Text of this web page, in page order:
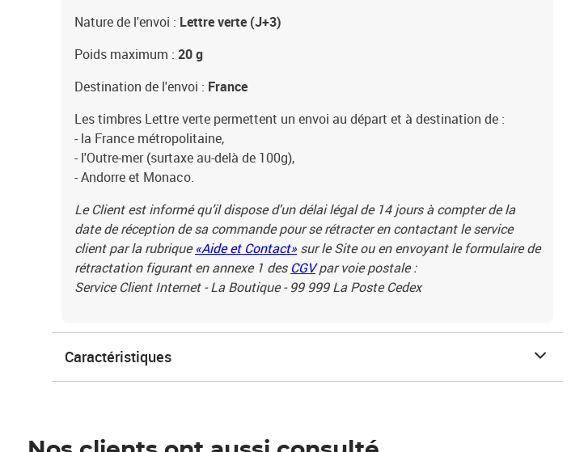
Nature de l'envoi : Lettre verte (J+3)
Poids maximum : 20 g
Destination de l'envoi : France
Les timbres Lettre verte permettent un envoi au départ et à destination de :
- la France métropolitaine,
- l'Outre-mer (surtaxe au-delà de 100g),
- Andorre et Monaco.
Le Client est informé qu’il dispose d'un délai légal de 14 jours à compter de la
date de réception de sa commande pour se rétracter en contactant le service
client par la rubrique«Aide et Contact» sur le Site ou en envoyant le formulaire de
rétractation figurant en annexe 1 des CGVpar voie postale :
Service Client Internet - La Boutique - 99 999 La Poste Cedex
Caractéristiques